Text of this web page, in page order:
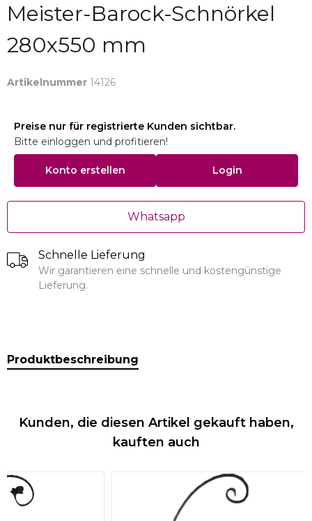
Meister-Barock-Schnörkel
280x550 mm
Artikelnummer 14126
Preise nur für registrierte Kunden sichtbar.
Bitte einloggen und profitieren!
Konto erstellen Login
Whatsapp
Schnelle Lieferung
Wir garantieren eine schnelle und kostengünstige
Lieferung.
Produktbeschreibung
Kunden, die diesen Artikel gekauft haben,
kauften auch